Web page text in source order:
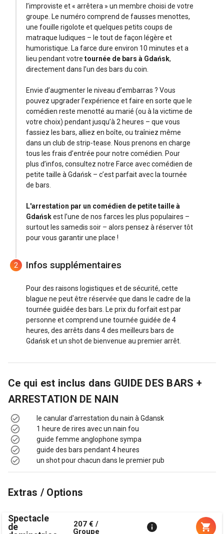
l’improviste et « arrêtera » un membre choisi de votre
groupe. Le numéro comprend de fausses menottes,
une fouille rigolote et quelques petits coups de
matraque ludiques – le tout de façon légère et
humoristique. La farce dure environ 10 minutes et a
lieu pendant votre tournée de bars à Gdańsk,
directement dans l’un des bars du coin.
Envie d’augmenter le niveau d’embarras ? Vous
pouvez upgrader l’expérience et faire en sorte que le
comédien reste menotté au marié (ou à la victime de
votre choix) pendant jusqu’à 2 heures – que vous
fassiez les bars, alliez en boîte, ou traîniez même
dans un club de strip-tease. Nous prenons en charge
tous les frais d’entrée pour notre comédien. Pour
plus d’infos, consultez notre Farce avec comédien de
petite taille à Gdańsk – c’est parfait avec la tournée
de bars.
L'arrestation par un comédien de petite taille à
Gdańskest l’une de nos farces les plus populaires –
surtout les samedis soir – alors pensez à réserver tôt
pour vous garantir une place !
2 Infos supplémentaires
Pour des raisons logistiques et de sécurité, cette
blague ne peut être réservée que dans le cadre de la
tournée guidée des bars. Le prix du forfait est par
personne et comprend une tournée guidée de 4
heures, des arrêts dans 4 des meilleurs bars de
Gdańsk et un shot de bienvenue au premier arrêt.
Ce qui est inclus dans GUIDE DES BARS +
ARRESTATION DE NAIN
le canular d'arrestation du nain à Gdansk
1 heure de rires avec un nain fou
guide femme anglophone sympa
guide des bars pendant 4 heures
un shot pour chacun dans le premier pub
Extras / Options
Spectacle
de
207 € /
Groupe